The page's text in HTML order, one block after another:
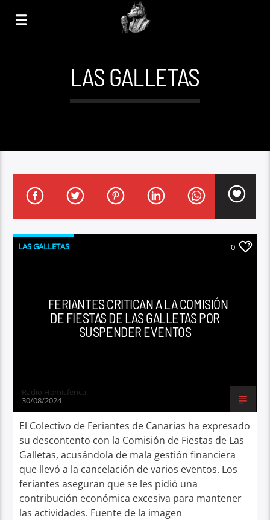
LAS GALLETAS
LAS GALLETAS 0
FERIANTES CRITICAN A LA COMISIÓN
DE FIESTAS DE LAS GALLETAS POR
SUSPENDER EVENTOS
Radio Hemisferica
30/08/2024
El Colectivo de Feriantes de Canarias ha expresado
su descontento con la Comisión de Fiestas de Las
Galletas, acusándola de mala gestión financiera
que llevó a la cancelación de varios eventos. Los
feriantes aseguran que se les pidió una
contribución económica excesiva para mantener
las actividades. Fuente de la imagen